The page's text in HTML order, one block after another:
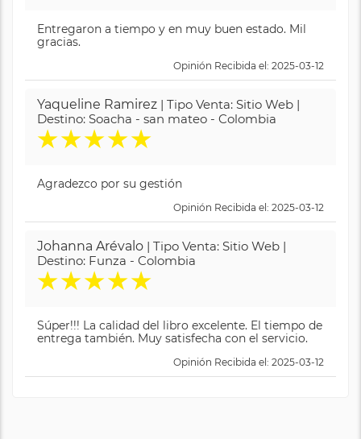
Entregaron a tiempo y en muy buen estado. Mil
gracias.
Opinión Recibida el: 2025-03-12
Yaqueline Ramirez | Tipo Venta: Sitio Web |
Destino: Soacha - san mateo - Colombia
★★★★★
Agradezco por su gestión
Opinión Recibida el: 2025-03-12
Johanna Arévalo | Tipo Venta: Sitio Web |
Destino: Funza - Colombia
★★★★★
Súper!!! La calidad del libro excelente. El tiempo de
entrega también. Muy satisfecha con el servicio.
Opinión Recibida el: 2025-03-12